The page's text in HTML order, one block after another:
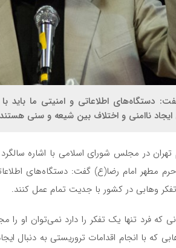
دستگاه‌های اطلاعاتی و امنیتی ما باید
ایجاد ناامنی و اختلاف بین شیعه و سنی
تهران در مجلس شورای اسلامی با اشاره
مطهر امام رضا(ع) گفت: دستگاه‌های
وهابی در کشور با جدیت تمام عمل کنند.
فرد تنها یک تفکر را‌‌‌‌‌‌‌‌ دارد نمی‌توان او را‌‌‌‌‌‌‌‌
که با انجام اقدامات تروریستی به دنبال